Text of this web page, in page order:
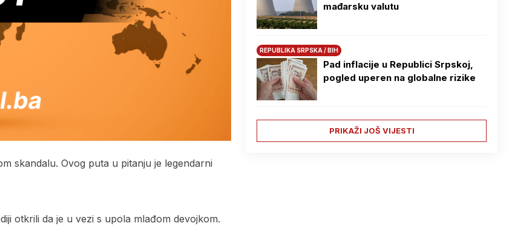
skandalu. Ovog puta u pitanju je legendarni
otkrili da je u vezi s upola mlađom devojkom.
mađarsku valutu
REPUBLIKA SRPSKA / BIH
Pad inflacije u Republici Srpskoj,
pogled uperen na globalne rizike
PRIKAŽI JOŠ VIJESTI